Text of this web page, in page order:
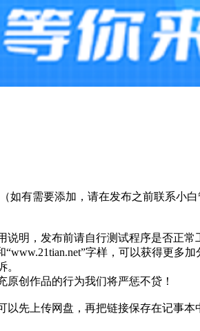
有需要添加，请在发布之前联系小
明，发布前请自行测试程序是否正常
字样，可以获得更多加
创作品的行为我们将严惩不贷！
先上传网盘，再把链接保存在记事本